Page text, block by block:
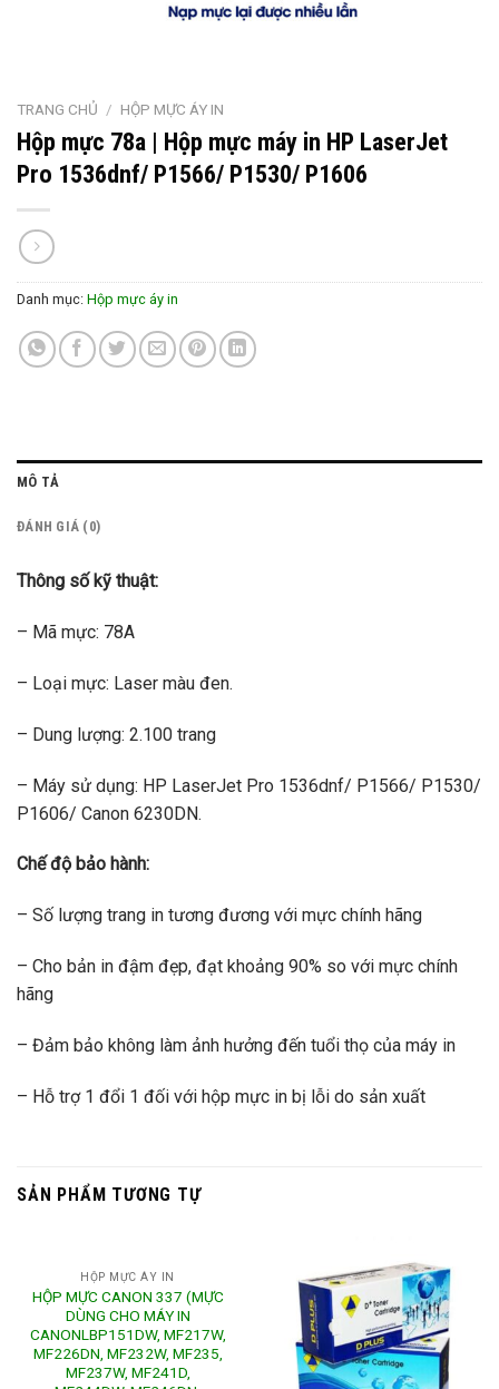
TRANG CHỦ / HỘP MỰC ÁY IN
Hộp mực 78a | Hộp mực máy in HP LaserJet
Pro 1536dnf/ P1566/ P1530/ P1606
Danh mục: Hộp mực áy in
MÔ TẢ
ĐÁNH GIÁ (0)
Thông số kỹ thuật:
– Mã mực: 78A
– Loại mực: Laser màu đen.
– Dung lượng: 2.100 trang
– Máy sử dụng: HP LaserJet Pro 1536dnf/ P1566/ P1530/
P1606/ Canon 6230DN.
Chế độ bảo hành:
– Số lượng trang in tương đương với mực chính hãng
– Cho bản in đậm đẹp, đạt khoảng 90% so với mực chính
hãng
– Đảm bảo không làm ảnh hưởng đến tuổi thọ của máy in
– Hỗ trợ 1 đổi 1 đối với hộp mực in bị lỗi do sản xuất
SẢN PHẨM TƯƠNG TỰ
HỘP MỰC ÁY IN
HỘP MỰC CANON 337 (MỰC
DÙNG CHO MÁY IN
CANONLBP151DW, MF217W,
MF226DN, MF232W, MF235,
MF237W, MF241D,